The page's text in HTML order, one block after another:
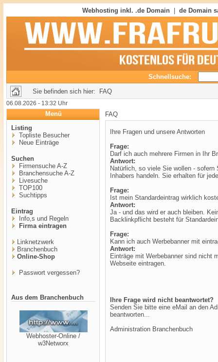
Webhosting inkl. .de Domain de Domain
Schnellsuche:
Sie befinden sich hier: FAQ
06.08.2026 - 13:32 Uhr
Menü
Listing
Topliste Besucher
Neue Einträge
Suchen
Firmensuche A-Z
Branchensuche A-Z
Livesuche
TOP100
Suchtipps
Eintrag
Info,s und Regeln
Firma eintragen
Linknetzwerk
Branchenbuch
Online-Shop
Passwort vergessen?
Aus dem Branchenbuch
Webhoster-Online /
w3Networx
FAQ
Ihre Fragen und unsere Antworten
Frage:
Darf ich auch mehrere Firmen in Ihr
Antwort:
Natürlich, so viele Sie wollen -
Inhabers handeln. Sie erhalten für
Frage:
Ist mein Standardeintrag wirklich
Antwort:
Ja - und das wird er auch bleiben.
Backlinkpflicht besteht für
Frage:
Kann ich auch Werbebanner mit
Antwort:
Einträge mit Werbebanner sind nicht
Webseite eintragen.
Ihre Frage wird nicht beantwortet?
Senden Sie bitte eine eMail an den
beantworten...
Administration Branchenbuch